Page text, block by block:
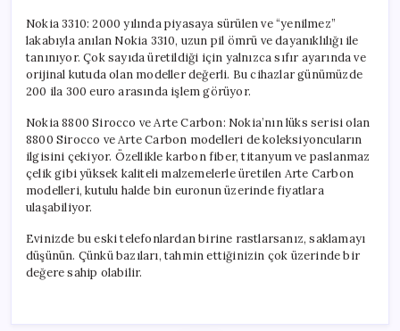
Nokia 3310: 2000 yılında piyasaya sürülen ve “yenilmez”
lakabıyla anılan Nokia 3310, uzun pil ömrü ve dayanıklılığı ile
tanınıyor. Çok sayıda üretildiği için yalnızca sıfır ayarında ve
orijinal kutuda olan modeller değerli. Bu cihazlar günümüzde
200 ila 300 euro arasında işlem görüyor.
Nokia 8800 Sirocco ve Arte Carbon: Nokia’nın lüks serisi olan
8800 Sirocco ve Arte Carbon modelleri de koleksiyoncuların
ilgisini çekiyor. Özellikle karbon fiber, titanyum ve paslanmaz
çelik gibi yüksek kaliteli malzemelerle üretilen Arte Carbon
modelleri, kutulu halde bin euronun üzerinde fiyatlara
ulaşabiliyor.
Evinizde bu eski telefonlardan birine rastlarsanız, saklamayı
düşünün. Çünkü bazıları, tahmin ettiğinizin çok üzerinde bir
değere sahip olabilir.